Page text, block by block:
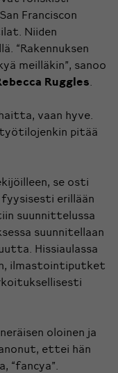
Franciscon
Niiden
“Rakennuksen
meilläkin”, sanoo
Ruggles.
vaan hyve.
pitää
se osti
fyysisesti erillään
suunnittelussa
suunnitellaan
Hissiaulassa
ilmastointiputket
oloinen ja
ettei hän
“fancya”.